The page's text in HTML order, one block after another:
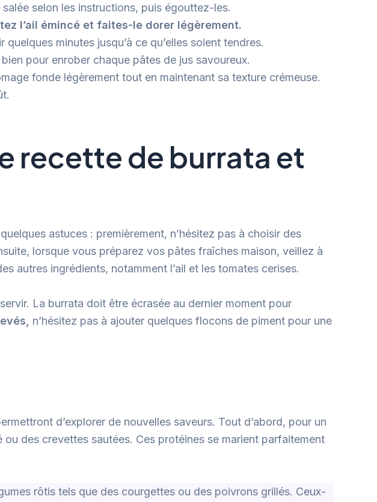
selon les instructions, puis égouttez-les.
l’ail émincé et faites-le dorer légèrement.
quelques minutes jusqu’à ce qu’elles soient tendres.
pour enrober chaque pâtes de jus savoureux.
fonde légèrement tout en maintenant sa texture crémeuse.
recette de burrata et
astuces : premièrement, n’hésitez pas à choisir des
lorsque vous préparez vos pâtes fraîches maison, veillez à
autres ingrédients, notamment l’ail et les tomates cerises.
La burrata doit être écrasée au dernier moment pour
n’hésitez pas à ajouter quelques flocons de piment pour une
d’explorer de nouvelles saveurs. Tout d’abord, pour un
des crevettes sautées. Ces protéines se marient parfaitement
rôtis tels que des courgettes ou des poivrons grillés. Ceux-